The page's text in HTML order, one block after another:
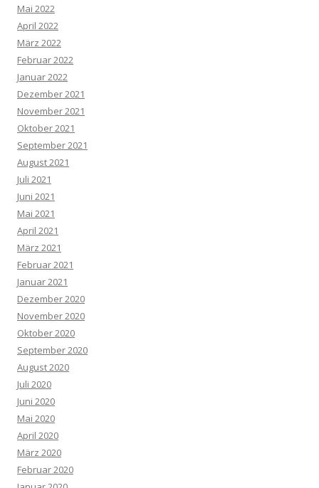
Mai 2022
April 2022
März 2022
Februar 2022
Januar 2022
Dezember 2021
November 2021
Oktober 2021
September 2021
August 2021
Juli 2021
Juni 2021
Mai 2021
April 2021
März 2021
Februar 2021
Januar 2021
Dezember 2020
November 2020
Oktober 2020
September 2020
August 2020
Juli 2020
Juni 2020
Mai 2020
April 2020
März 2020
Februar 2020